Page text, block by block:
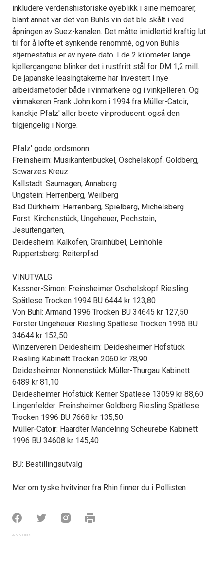
inkludere verdenshistoriske øyeblikk i sine memoarer,
blant annet var det von Buhls vin det ble skålt i ved
åpningen av Suez-kanalen. Det måtte imidlertid kraftig lut
til for å løfte et synkende renommé, og von Buhls
stjernestatus er av nyere dato. I de 2 kilometer lange
kjellergangene blinker det i rustfritt stål for DM 1,2 mill.
De japanske leasingtakerne har investert i nye
arbeidsmetoder både i vinmarkene og i vinkjelleren. Og
vinmakeren Frank John kom i 1994 fra Müller-Catoir,
kanskje Pfalz' aller beste vinprodusent, også den
tilgjengelig i Norge.
Pfalz' gode jordsmonn
Freinsheim: Musikantenbuckel, Oschelskopf, Goldberg,
Scwarzes Kreuz
Kallstadt: Saumagen, Annaberg
Ungstein: Herrenberg, Weilberg
Bad Dürkheim: Herrenberg, Spielberg, Michelsberg
Forst: Kirchenstück, Ungeheuer, Pechstein,
Jesuitengarten,
Deidesheim: Kalkofen, Grainhübel, Leinhöhle
Ruppertsberg: Reiterpfad
VINUTVALG
Kassner-Simon: Freinsheimer Oschelskopf Riesling
Spätlese Trocken 1994 BU 6444 kr 123,80
Von Buhl: Armand 1996 Trocken BU 34645 kr 127,50
Forster Ungeheuer Riesling Spätlese Trocken 1996 BU
34644 kr 152,50
Winzerverein Deidesheim: Deidesheimer Hofstück
Riesling Kabinett Trocken 2060 kr 78,90
Deidesheimer Nonnenstück Müller-Thurgau Kabinett
6489 kr 81,10
Deidesheimer Hofstück Kerner Spätlese 13059 kr 88,60
Lingenfelder: Freinsheimer Goldberg Riesling Spätlese
Trocken 1996 BU 7668 kr 135,50
Müller-Catoir: Haardter Mandelring Scheurebe Kabinett
1996 BU 34608 kr 145,40
BU: Bestillingsutvalg
Mer om tyske hvitviner fra Rhin finner du i Pollisten